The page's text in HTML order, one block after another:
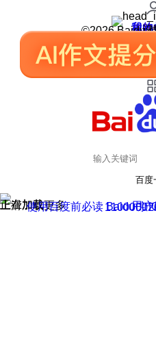
我的
我的
皮肤
用户
设
©2026 Baidu
百度
正在加载
上滑加载更多 用户
使用百度前必读 Baidu 京
京公网安备